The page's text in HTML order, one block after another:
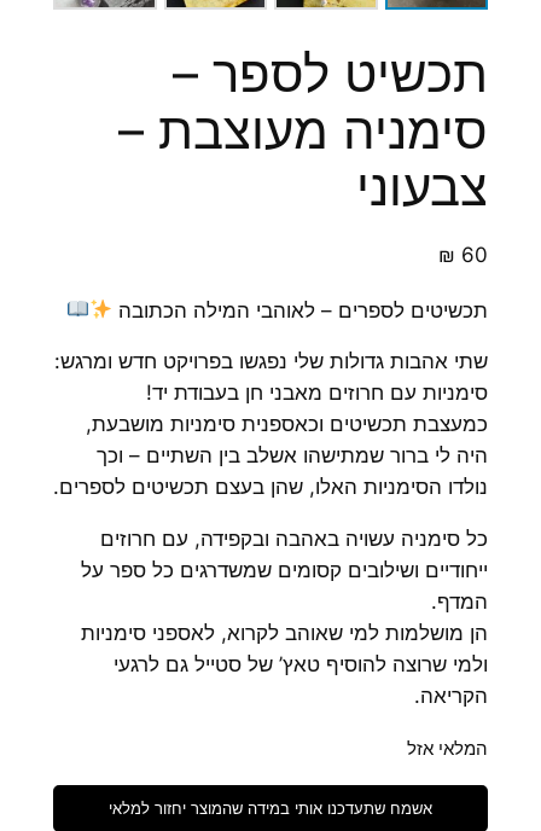
תכשיט לספר –
סימניה מעוצבת –
צבעוני
₪ 60
תכשיטים לספרים – לאוהבי המילה הכתובה
שתי אהבות גדולות שלי נפגשו בפרויקט חדש ומרגש:
סימניות עם חרוזים מאבני חן בעבודת יד!
כמעצבת תכשיטים וכאספנית סימניות מושבעת,
היה לי ברור שמתישהו אשלב בין השתיים – וכך
נולדו הסימניות האלו, שהן בעצם תכשיטים לספרים.
כל סימניה עשויה באהבה ובקפידה, עם חרוזים
ייחודיים ושילובים קסומים שמשדרגים כל ספר על
המדף.
הן מושלמות למי שאוהב לקרוא, לאספני סימניות
ולמי שרוצה להוסיף טאץ’ של סטייל גם לרגעי
הקריאה.
המלאי אזל
אשמח שתעדכנו אותי במידה שהמוצר יחזור למלאי